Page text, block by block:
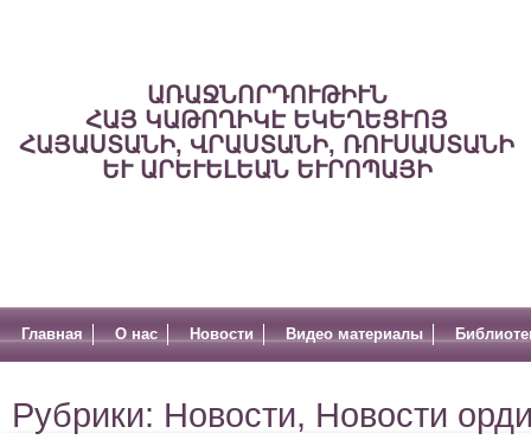
ԱՌԱՋՆՈՐԴՈՒԹԻՒՆ
ՀԱՅ ԿԱԹՈՂԻԿԷ ԵԿԵՂԵՑՒՈՅ
ՀԱՅԱՍՏԱՆԻ, ՎՐԱՍՏԱՆԻ, ՌՈՒՍԱՍՏԱՆԻ
ԵՒ ԱՐԵՒԵԼԵԱՆ ԵՒՐՈՊԱՅԻ
Главная О нас Новости Видео материалы
Рубрики: Новости, Новости